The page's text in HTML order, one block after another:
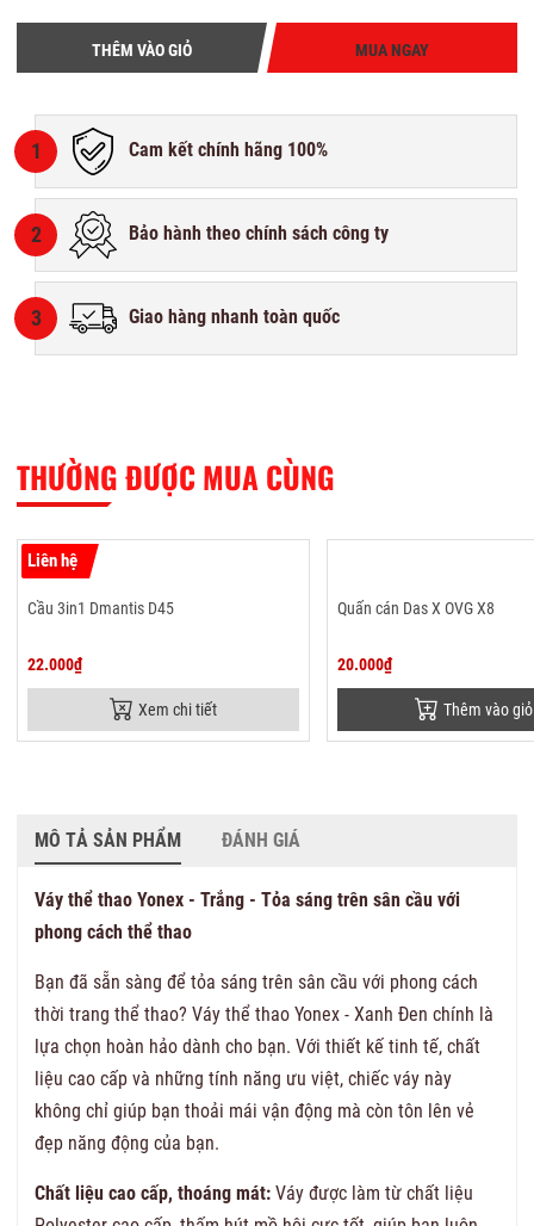
THÊM VÀO GIỎ MUA NGAY
1 Cam kết chính hãng 100%
2 Bảo hành theo chính sách công ty
3 Giao hàng nhanh toàn quốc
THƯỜNG ĐƯỢC MUA CÙNG
Liên hệ
Cầu 3in1 Dmantis D45
22.000₫
Xem chi tiết
Quấn cán Das X OVG X8
20.000₫
Thêm vào giỏ
MÔ TẢ SẢN PHẨM ĐÁNH GIÁ
Váy thể thao Yonex - Trắng - Tỏa sáng trên sân cầu với
phong cách thể thao
Bạn đã sẵn sàng để tỏa sáng trên sân cầu với phong cách
thời trang thể thao? Váy thể thao Yonex - Xanh Đen chính là
lựa chọn hoàn hảo dành cho bạn. Với thiết kế tinh tế, chất
liệu cao cấp và những tính năng ưu việt, chiếc váy này
không chỉ giúp bạn thoải mái vận động mà còn tôn lên vẻ
đẹp năng động của bạn.
Chất liệu cao cấp, thoáng mát: Váy được làm từ chất liệu